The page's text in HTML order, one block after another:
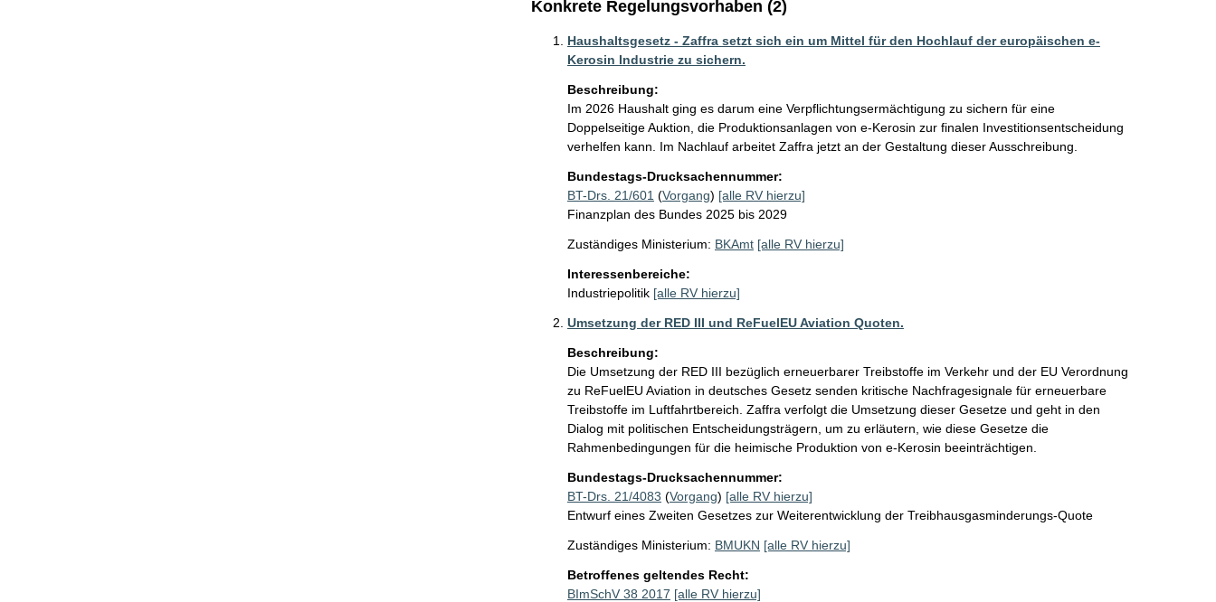
Konkrete Regelungsvorhaben (2)
Haushaltsgesetz - Zaffra setzt sich ein um Mittel für den Hochlauf der europäischen e-
Kerosin Industrie zu sichern.
Beschreibung:
Im 2026 Haushalt ging es darum eine Verpflichtungsermächtigung zu sichern für eine
Doppelseitige Auktion, die Produktionsanlagen von e-Kerosin zur finalen Investitionsentscheidung
verhelfen kann. Im Nachlauf arbeitet Zaffra jetzt an der Gestaltung dieser Ausschreibung.
Bundestags-Drucksachennummer:
BT-Drs. 21/601 (Vorgang) [alle RV hierzu]
Finanzplan des Bundes 2025 bis 2029
Zuständiges Ministerium: BKAmt [alle RV hierzu]
Interessenbereiche:
Industriepolitik [alle RV hierzu]
Umsetzung der RED III und ReFuelEU Aviation Quoten.
Beschreibung:
Die Umsetzung der RED III bezüglich erneuerbarer Treibstoffe im Verkehr und der EU Verordnung
zu ReFuelEU Aviation in deutsches Gesetz senden kritische Nachfragesignale für erneuerbare
Treibstoffe im Luftfahrtbereich. Zaffra verfolgt die Umsetzung dieser Gesetze und geht in den
Dialog mit politischen Entscheidungsträgern, um zu erläutern, wie diese Gesetze die
Rahmenbedingungen für die heimische Produktion von e-Kerosin beeinträchtigen.
Bundestags-Drucksachennummer:
BT-Drs. 21/4083 (Vorgang) [alle RV hierzu]
Entwurf eines Zweiten Gesetzes zur Weiterentwicklung der Treibhausgasminderungs-Quote
Zuständiges Ministerium: BMUKN [alle RV hierzu]
Betroffenes geltendes Recht:
BImSchV 38 2017 [alle RV hierzu]